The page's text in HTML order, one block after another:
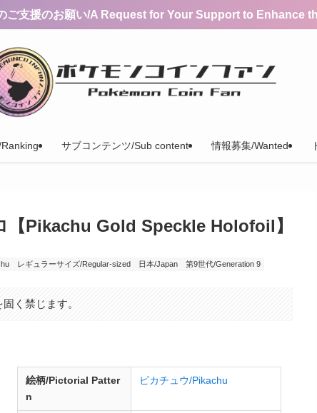
ご支援のお願い/A Request for Your Support to Enhance
サブコンテンツ/Sub content 情報募集/Wanted
【Pikachu Gold Speckle Holofoil】
レギュラーサイズ/Regular-sized 日本/Japan 第9世代/Generation 9
く禁じます。
絵柄/Pictorial Patter
n
ピカチュウ/Pikachu